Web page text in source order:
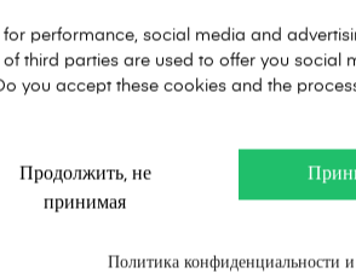
100ml
В КОРЗИНУ
2ml
performance, social media and
third parties are used to offer you social
you accept these cookies and the
Продолжить, не
принимая
Политика конфиденциальности